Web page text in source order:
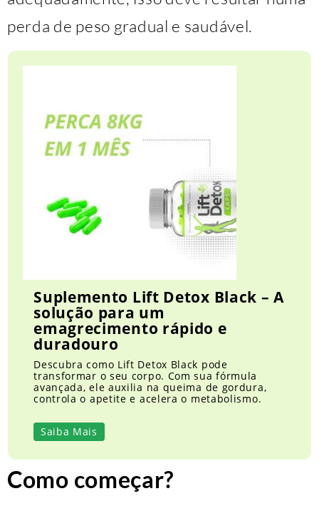
perda de peso gradual e saudável.
Suplemento Lift Detox Black – A
solução para um
emagrecimento rápido e
duradouro
Descubra como Lift Detox Black pode
transformar o seu corpo. Com sua fórmula
avançada, ele auxilia na queima de gordura,
controla o apetite e acelera o metabolismo.
Saiba Mais
Como começar?